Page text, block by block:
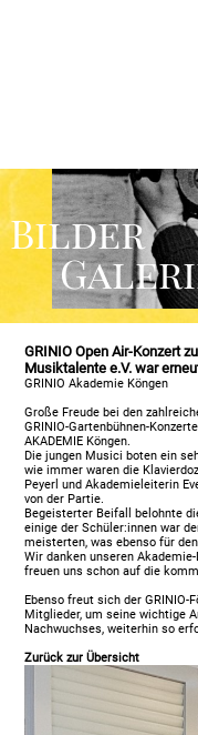
Bilder
GRINIO Open Air-Konzert
Musiktalente e.V. war
GRINIO Akademie Köngen
Große Freude bei den
GRINIO-Gartenbühnen-
AKADEMIE Köngen.
Die jungen Musici boten ein
wie immer waren die
Peyerl und Akademieleiterin
von der Partie.
Begeisterter Beifall belohnte
einige der Schüler:innen war
meisterten, was ebenso für
Wir danken unseren
freuen uns schon auf die
Ebenso freut sich der
Mitglieder, um seine wichtige
Nachwuchses, weiterhin so
Zurück zur Übersicht